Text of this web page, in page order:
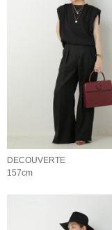
DECOUVERTE
157cm